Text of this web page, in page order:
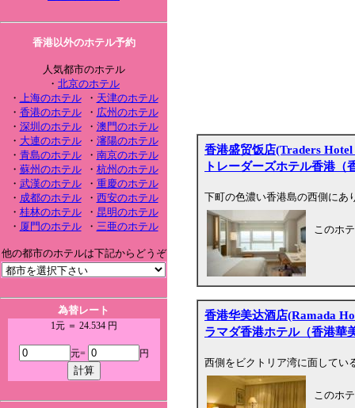
香港以外のホテル予約
人気都市のホテル
・ 北京のホテル
・ 上海のホテル・ 天津のホテル
・ 香港のホテル・ 広州のホテル
・ 深圳のホテル・ 澳門のホテル
・ 大連のホテル・ 瀋陽のホテル
・ 青島のホテル・ 南京のホテル
・ 蘇州のホテル・ 杭州のホテル
・ 武漢のホテル・ 重慶のホテル
・ 成都のホテル・ 西安のホテル
・ 桂林のホテル・ 昆明のホテル
・ 厦門のホテル・ 三亜のホテル
他の都市のホテルは下記からどうぞ
為替レート
1元 ＝ 24.534 円
元= 円
香港盛贸饭店(Traders
トレーダーズホテル香港（
下町の色濃い香港島の西側にあ
このホ
香港华美达酒店(Ramada
ラマダ香港ホテル（香港華
西側をビクトリア湾に面してい
このホ